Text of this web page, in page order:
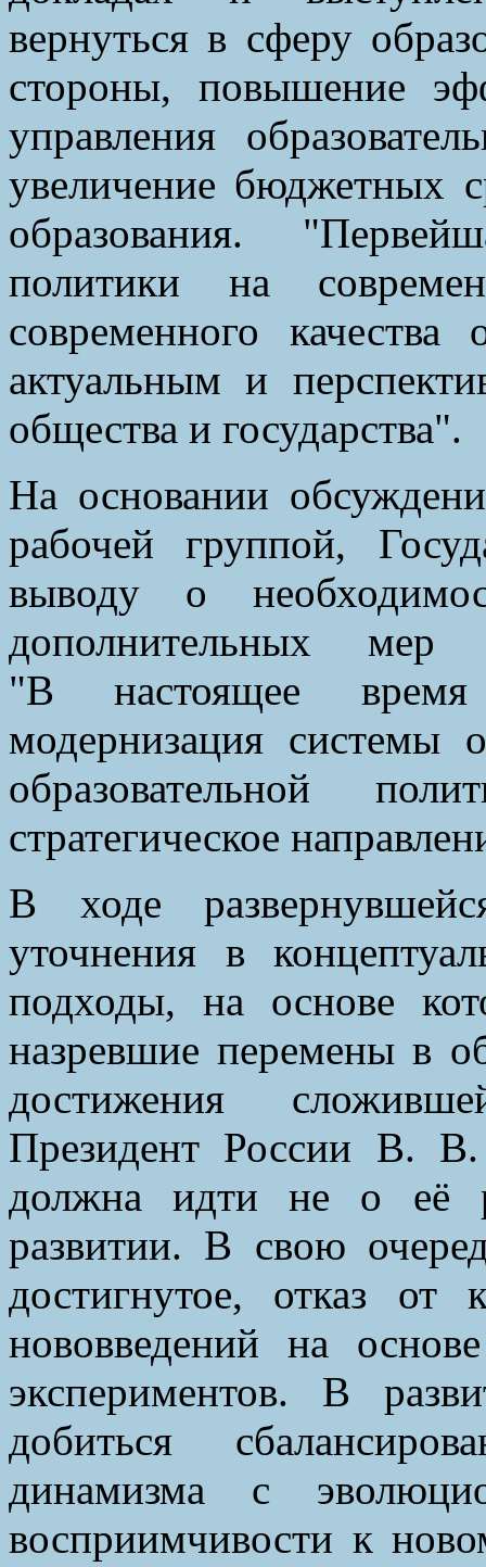
вернуться в сферу
стороны, повышение
управления
увеличение бюджетных
образования.
политики на
современного качества
актуальным и
общества и государства".
На основании
рабочей группой,
выводу о
дополнительных мер
"В настоящее время
модернизация системы
образовательной
стратегическое
В ходе
уточнения в
подходы, на основе
назревшие перемены в
достижения
Президент России В.
должна идти не о её
развитии. В свою
достигнутое, отказ от
нововведений на
экспериментов. В
добиться
динамизма с
восприимчивости к